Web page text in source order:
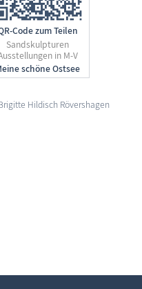
Code zum Teilen
Sandskulpturen
in M-V
Hildisch Rövershagen